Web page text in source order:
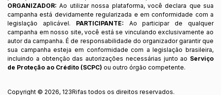
ORGANIZADOR: Ao utilizar nossa plataforma, você declara que sua
campanha está devidamente regularizada e em conformidade com a
legislação aplicável. PARTICIPANTE: Ao participar de qualquer
campanha em nosso site, você está se vinculando exclusivamente ao
autor da campanha. É de responsabilidade do organizador garantir que
sua campanha esteja em conformidade com a legislação brasileira,
incluindo a obtenção das autorizações necessárias junto ao Serviço
de Proteção ao Crédito (SCPC) ou outro órgão competente.
Copyright © 2026, 123Rifas todos os direitos reservados.